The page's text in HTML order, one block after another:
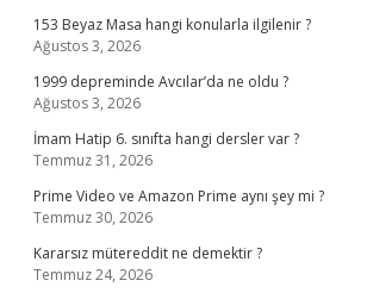
153 Beyaz Masa hangi konularla ilgilenir ?
Ağustos 3, 2026
1999 depreminde Avcılar’da ne oldu ?
Ağustos 3, 2026
İmam Hatip 6. sınıfta hangi dersler var ?
Temmuz 31, 2026
Prime Video ve Amazon Prime aynı şey mi ?
Temmuz 30, 2026
Kararsız mütereddit ne demektir ?
Temmuz 24, 2026